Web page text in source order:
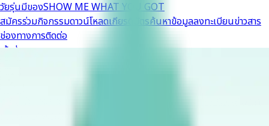
วัยรุ่นมีของSHOW ME WHAT YOU GOT
สมัครร่วมกิจกรรมดาวน์โหลดเกียรติบัตรค้นหาข้อมูลลงทะเบียนข่าวสาร
ช่องทางการติดต่อ
เข้าสู่ระบบ